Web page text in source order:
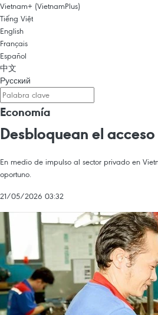
Vietnam+ (VietnamPlus)
Tiếng Việt
English
Français
Español
中文
Русский
Economía
Desbloquean el
En medio de impulso al sector privado en
oportuno.
21/05/2026 03:32